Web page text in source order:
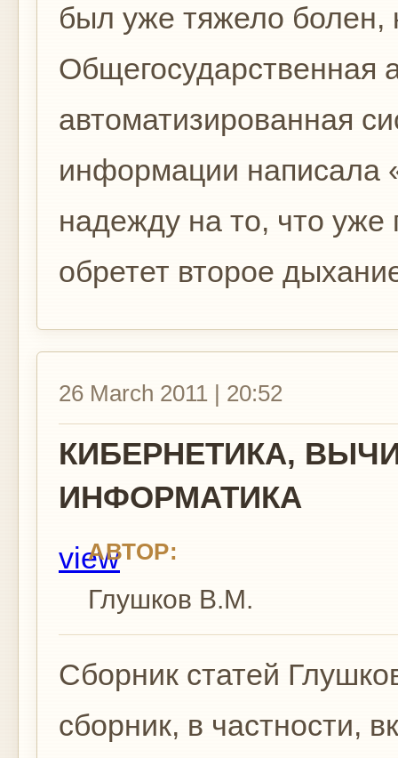
был уже тяжело болен,
Общегосударственная
автоматизированная
информации написала
надежду на то, что уже
обретет второе
26 March 2011 | 20:52
КИБЕРНЕТИКА,
ИНФОРМАТИКА
АВТОР:
Глушков В.М.
Сборник статей
сборник, в частности,
view